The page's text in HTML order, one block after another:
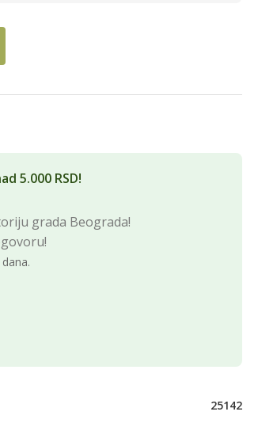
5.000 RSD!
grada Beograda!
25142